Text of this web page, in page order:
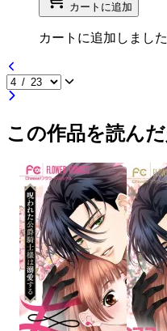
カートに追加
カートに追加しました
この作品を読ん